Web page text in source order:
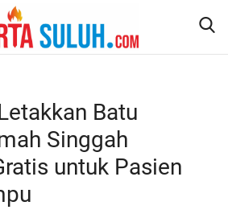
Batu
Singgah
untuk Pasien